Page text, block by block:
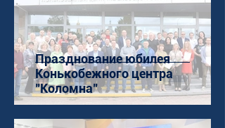
Празднование юбилея
Конькобежного центра
"Коломна"